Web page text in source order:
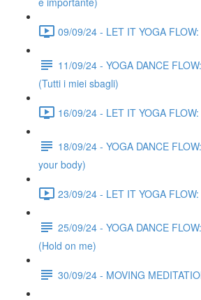
09/09/24 - LET IT YOGA
11/09/24 - YOGA DANCE
(Tutti i miei sbagli)
16/09/24 - LET IT YOGA
18/09/24 - YOGA DANCE
your body)
23/09/24 - LET IT YOGA
25/09/24 - YOGA DANCE
(Hold on me)
30/09/24 - MOVING